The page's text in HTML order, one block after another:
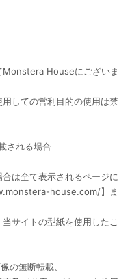
Monstera Houseにございま
しての営利目的の使用は禁
される場合
は全て表示されるページに
house.com/】ま
サイトの型紙を使用したこ
の無断転載、